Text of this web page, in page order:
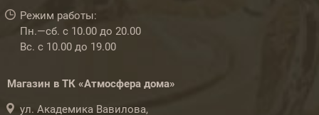
Режим работы:
Пн.—сб. с 10.00 до 20.00
Вс. с 10.00 до 19.00
Магазин в ТК «Атмосфера дома»
ул. Академика Вавилова,